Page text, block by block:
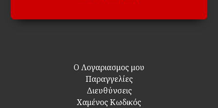
Ο Λογαριασμος μου
Παραγγελίες
Διευθύνσεις
Χαμένος Κωδικός